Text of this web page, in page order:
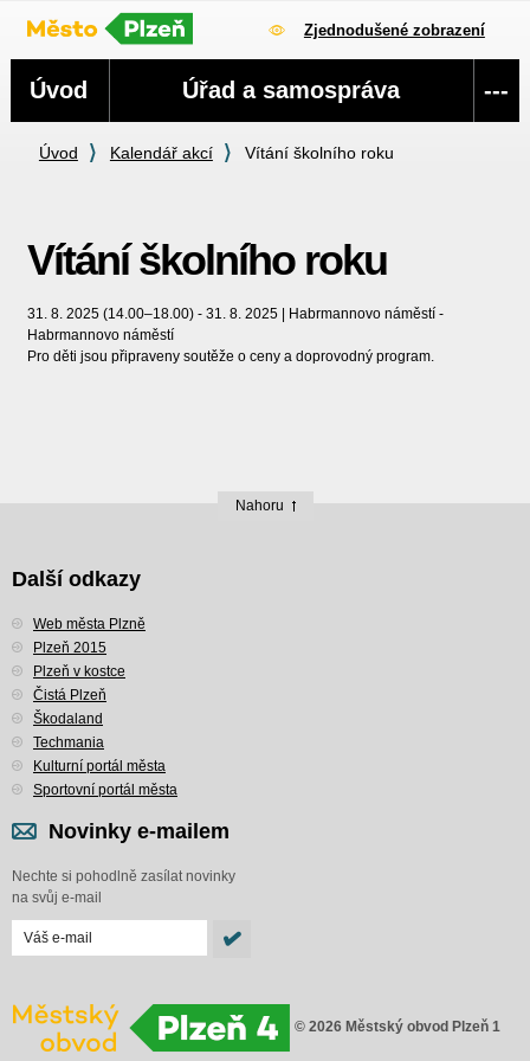
Zjednodušené zobrazení
Úvod Kalendář akcí Vítání školního roku
Vítání školního roku
31. 8. 2025 (14.00–18.00) - 31. 8. 2025 | Habrmannovo náměstí -
Habrmannovo náměstí
Pro děti jsou připraveny soutěže o ceny a doprovodný program.
Navigace
Úvod Úřad a samospráva ---
Nahoru
Další odkazy
Web města Plzně
Plzeň 2015
Plzeň v kostce
Čistá Plzeň
Škodaland
Techmania
Kulturní portál města
Sportovní portál města
Novinky e-mailem
Nechte si pohodlně zasílat novinky
na svůj e-mail
© 2026 Městský obvod Plzeň 1